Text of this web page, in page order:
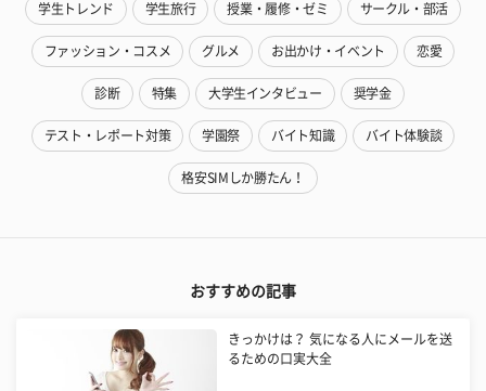
学生トレンド 学生旅行 授業・履修・ゼミ サークル・部活
ファッション・コスメ グルメ お出かけ・イベント 恋愛
診断 特集 大学生インタビュー 奨学金
テスト・レポート対策 学園祭 バイト知識 バイト体験談
格安SIMしか勝たん！
おすすめの記事
きっかけは？ 気になる人にメールを送
るための口実大全